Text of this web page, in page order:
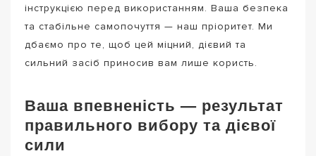
інструкцією перед використанням. Ваша безпека
та стабільне самопочуття — наш пріоритет. Ми
дбаємо про те, щоб цей міцний, дієвий та
сильний засіб приносив вам лише користь.
Ваша впевненість — результат
правильного вибору та дієвої
сили